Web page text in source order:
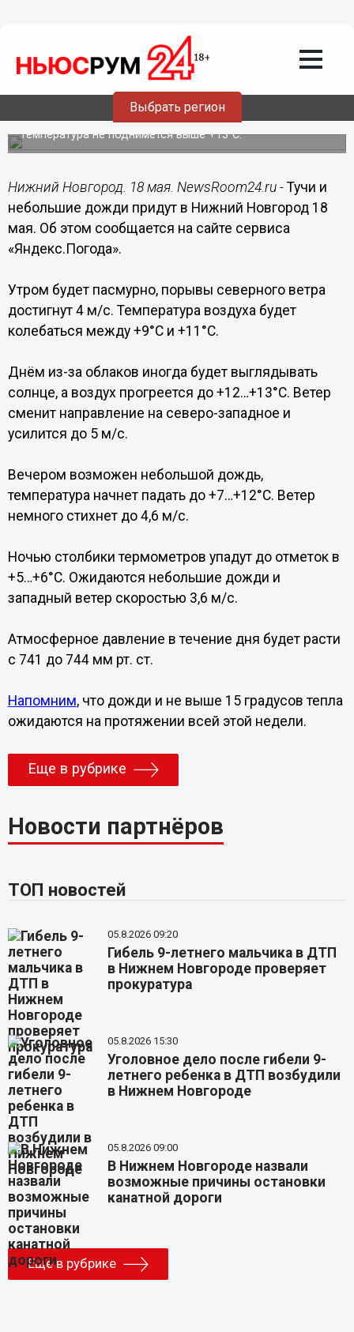
Выбрать регион
Пасмурная погода с небольшими
дождями ожидается в Нижнем
Новгороде 18 мая
Температура не поднимется выше +13°C.
Нижний Новгород. 18 мая. NewsRoom24.ru - Тучи и
небольшие дожди придут в Нижний Новгород 18
мая. Об этом сообщается на сайте сервиса
«Яндекс.Погода».
Утром будет пасмурно, порывы северного ветра
достигнут 4 м/с. Температура воздуха будет
колебаться между +9°C и +11°C.
Днём из-за облаков иногда будет выглядывать
солнце, а воздух прогреется до +12…+13°C. Ветер
сменит направление на северо-западное и
усилится до 5 м/с.
Вечером возможен небольшой дождь,
температура начнет падать до +7…+12°C. Ветер
немного стихнет до 4,6 м/с.
Ночью столбики термометров упадут до отметок в
+5…+6°C. Ожидаются небольшие дожди и
западный ветер скоростью 3,6 м/с.
Атмосферное давление в течение дня будет расти
с 741 до 744 мм рт. ст.
Напомним, что дожди и не выше 15 градусов тепла
ожидаются на протяжении всей этой недели.
Еще в рубрике
Новости партнёров
ТОП новостей
05.8.2026 09:20
Гибель 9-летнего мальчика в ДТП
в Нижнем Новгороде проверяет
прокуратура
05.8.2026 15:30
Уголовное дело после гибели 9-
летнего ребенка в ДТП возбудили
в Нижнем Новгороде
05.8.2026 09:00
В Нижнем Новгороде назвали
возможные причины остановки
канатной дороги
Еще в рубрике